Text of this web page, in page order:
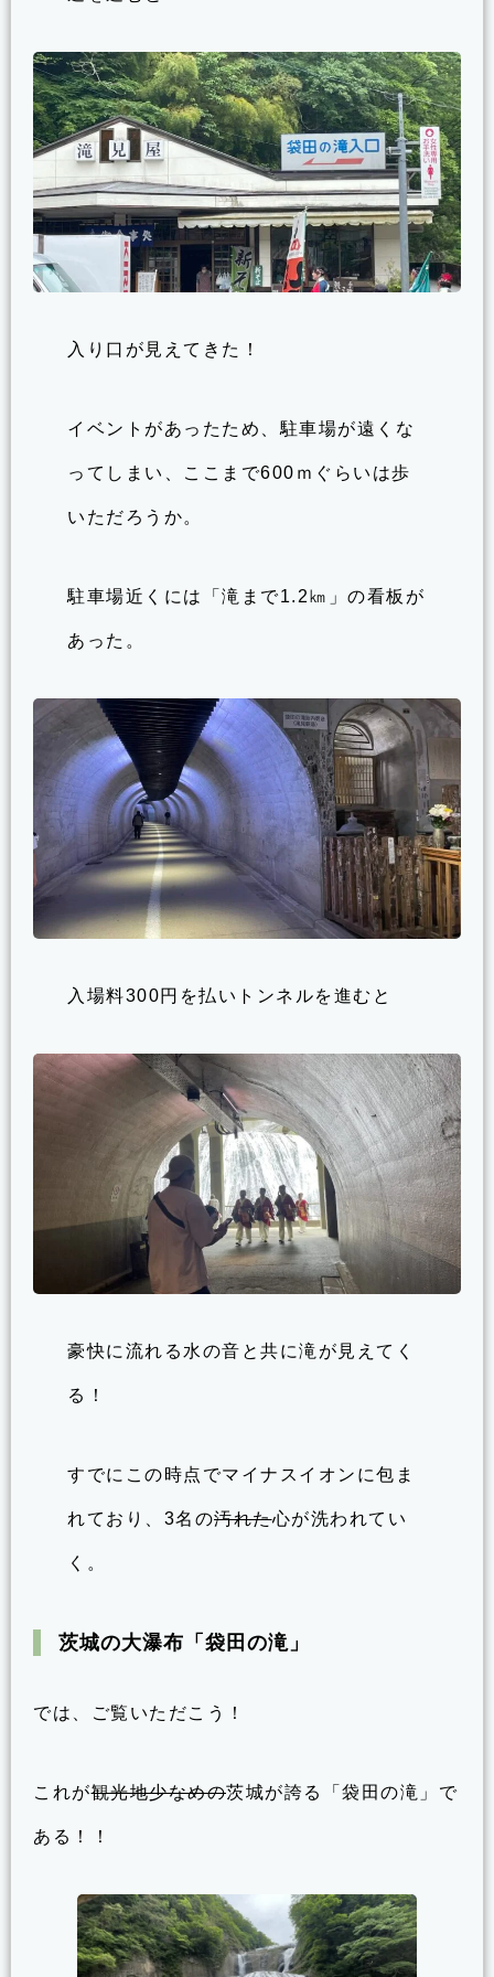
入り口が見えてきた！
イベントがあったため、駐車場が遠くな
ってしまい、ここまで600ｍぐらいは歩
いただろうか。
駐車場近くには「滝まで1.2㎞」の看板が
あった。
入場料300円を払いトンネルを進むと
豪快に流れる水の音と共に滝が見えてく
る！
すでにこの時点でマイナスイオンに包ま
れており、3名の汚れた心が洗われてい
く。
茨城の大瀑布「袋田の滝」
では、ご覧いただこう！
これが観光地少なめの茨城が誇る「袋田の滝」で
ある！！